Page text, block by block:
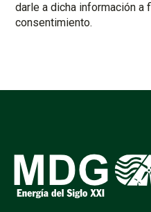
darle a dicha información a
consentimiento.